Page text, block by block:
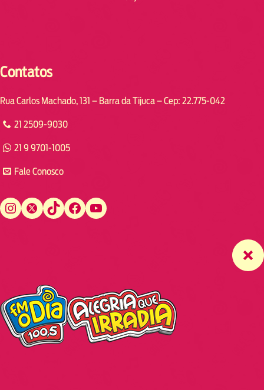
Contatos
Rua Carlos Machado, 131 – Barra da Tijuca – Cep: 22.775-042
21 2509-9030
21 9 9701-1005
Fale Conosco
Instagram Twitter TikTok Facebook YouTube